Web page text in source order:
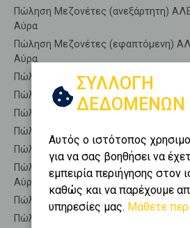
Πώληση Μεζονέτες (ανεξάρτητη)
Αύρα
Πώληση Μεζονέτες (εφαπτόμενη)
Αύρα
Πώληση Μονοκατοικίες
Πώληση Οικίες ΑΛΕΞΑΝΔΡΟΥΠΟΛΗ -
Πώληση Οροφοδιαμερίσματα
Πώληση Οροφομεζονέτες
Πώληση Ρετιρέ ΑΛΕΞΑΝΔΡΟΥΠΟΛΗ -
Πώληση Συγκροτήματα κατοικιών
Αύρα
Πώληση Υπόγεια ΑΛΕΞΑΝΔΡΟΥΠΟΛΗ
Πώληση Υπόσκαφα
ΣΥΛΛΟΓΗ
ΔΕΔΟΜΕΝΩΝ
Αυτός ο ιστότοπος
για να σας βοηθήσει να
εμπειρία περιήγησης στον
καθώς και να παρέχουμε
υπηρεσίες μας. Μάθετε